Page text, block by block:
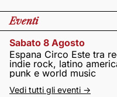
Eventi
Sabato 8 Agosto
Espana Circo Este tra
indie rock, latino
punk e world music
Vedi tutti gli eventi ->